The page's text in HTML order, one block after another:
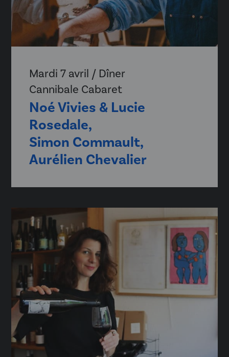
Mardi 7 avril / Dîner
Cannibale Cabaret
Noé Vivies & Lucie
Rosedale,
Simon Commault,
Aurélien Chevalier